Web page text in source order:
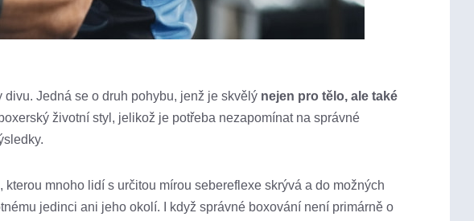
Jedná se o druh pohybu, jenž je skvělý nejen pro tělo, ale také
životní styl, jelikož je potřeba nezapomínat na správné
, kterou mnoho lidí s určitou mírou sebereflexe skrývá a do možných
jedinci ani jeho okolí. I když správné boxování není primárně o